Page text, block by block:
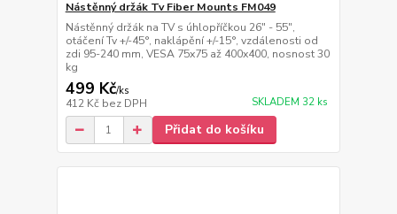
Nástěnný držák Tv Fiber Mounts FM049
Nástěnný držák na TV s úhlopříčkou 26" - 55",
otáčení Tv +/-45°, naklápění +/-15°, vzdálenosti od
zdi 95-240 mm, VESA 75x75 až 400x400, nosnost 30
kg
499 Kč/ks
412 Kč bez DPH SKLADEM 32 ks
Přidat do košíku